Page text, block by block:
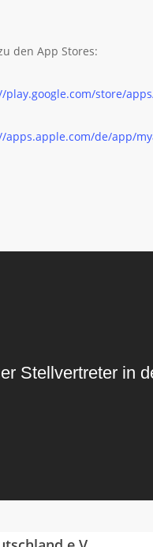
den App Stores:
play.google.com/store/
apps.apple.com/de/app/
Stellvertreter in